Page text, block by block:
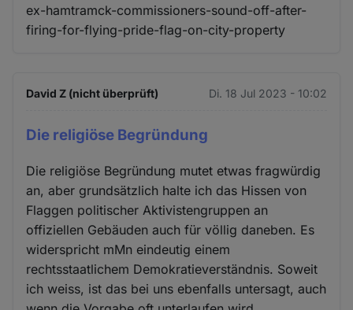
ex-hamtramck-commissioners-sound-off-after-
firing-for-flying-pride-flag-on-city-property
David Z (nicht überprüft) Di. 18 Jul 2023 - 10:02
Die religiöse Begründung
Die religiöse Begründung mutet etwas fragwürdig
an, aber grundsätzlich halte ich das Hissen von
Flaggen politischer Aktivistengruppen an
offiziellen Gebäuden auch für völlig daneben. Es
widerspricht mMn eindeutig einem
rechtsstaatlichem Demokratieverständnis. Soweit
ich weiss, ist das bei uns ebenfalls untersagt, auch